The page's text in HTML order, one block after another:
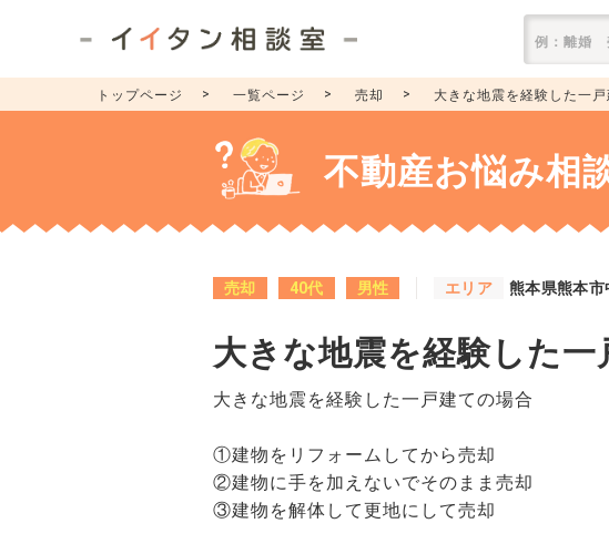
トップページ 一覧ページ 売却 大きな地震を経験した一
不動産お悩み相
売却 40代 男性 エリア 熊本県熊本市
大きな地震を経験した一
大きな地震を経験した一戸建ての場合
①建物をリフォームしてから売却
②建物に手を加えないでそのまま売却
③建物を解体して更地にして売却